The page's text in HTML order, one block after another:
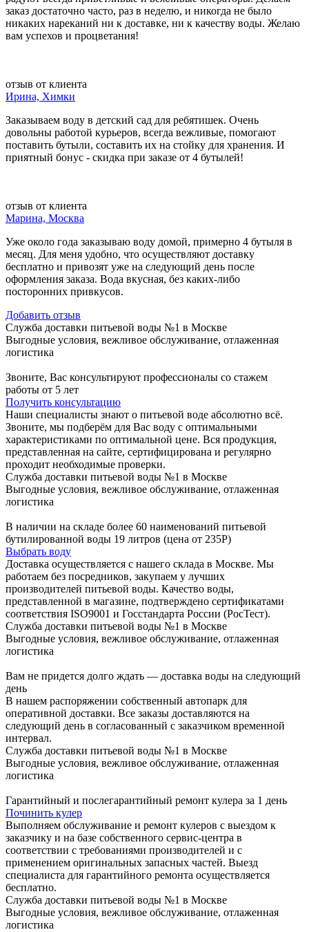
заказ достаточно часто, раз в неделю, и никогда не было
никаких нареканий ни к доставке, ни к качеству воды. Желаю
вам успехов и процветания!
отзыв от клиента
Ирина, Химки
Заказываем воду в детский сад для ребятишек. Очень
довольны работой курьеров, всегда вежливые, помогают
поставить бутыли, составить их на стойку для хранения. И
приятный бонус - скидка при заказе от 4 бутылей!
отзыв от клиента
Марина, Москва
Уже около года заказываю воду домой, примерно 4 бутыля в
месяц. Для меня удобно, что осуществляют доставку
бесплатно и привозят уже на следующий день после
оформления заказа. Вода вкусная, без каких-либо
посторонних привкусов.
Добавить отзыв
Служба доставки питьевой воды №1 в Москве
Выгодные условия, вежливое обслуживание, отлаженная
логистика
Звоните, Вас консультируют профессионалы со стажем
работы от 5 лет
Получить консультацию
Наши специалисты знают о питьевой воде абсолютно всё.
Звоните, мы подберём для Вас воду с оптимальными
характеристиками по оптимальной цене. Вся продукция,
представленная на сайте, сертифицирована и регулярно
проходит необходимые проверки.
Служба доставки питьевой воды №1 в Москве
Выгодные условия, вежливое обслуживание, отлаженная
логистика
В наличии на складе более 60 наименований питьевой
бутилированной воды 19 литров (цена от 235Р)
Выбрать воду
Доставка осуществляется с нашего склада в Москве. Мы
работаем без посредников, закупаем у лучших
производителей питьевой воды. Качество воды,
представленной в магазине, подтверждено сертификатами
соответствия ISO9001 и Госстандарта России (РосТест).
Служба доставки питьевой воды №1 в Москве
Выгодные условия, вежливое обслуживание, отлаженная
логистика
Вам не придется долго ждать — доставка воды на следующий
день
В нашем распоряжении собственный автопарк для
оперативной доставки. Все заказы доставляются на
следующий день в согласованный с заказчиком временной
интервал.
Служба доставки питьевой воды №1 в Москве
Выгодные условия, вежливое обслуживание, отлаженная
логистика
Гарантийный и послегарантийный ремонт кулера за 1 день
Починить кулер
Выполняем обслуживание и ремонт кулеров с выездом к
заказчику и на базе собственного сервис-центра в
соответствии с требованиями производителей и с
применением оригинальных запасных частей. Выезд
специалиста для гарантийного ремонта осуществляется
бесплатно.
Служба доставки питьевой воды №1 в Москве
Выгодные условия, вежливое обслуживание, отлаженная
логистика